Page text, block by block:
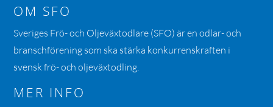
OM SFO
Sveriges Frö- och Oljeväxtodlare (SFO) är en odlar- och
branschförening som ska stärka konkurrenskraften i
svensk frö- och oljeväxtodling.
MER INFO